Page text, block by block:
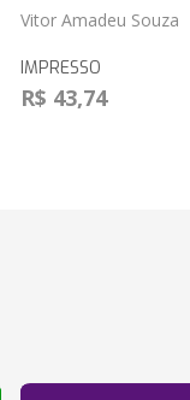
Vitor Amadeu Souza
IMPRESSO
R$ 43,74